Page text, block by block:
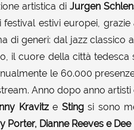
artistica di Jurgen
estivi europei, grazie
di generi: dal jazz classico
il cuore della città
le 60.000
Anno dopo anno
Kravitz e Stingsi sono
Porter, Dianne Reeves e